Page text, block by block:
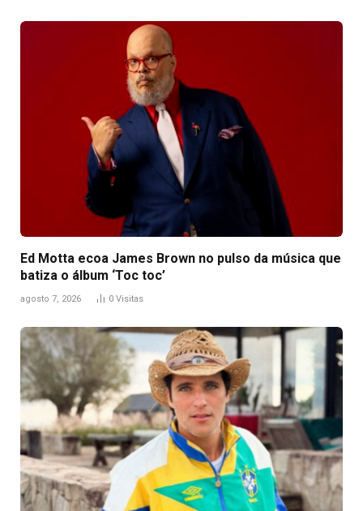
Ed Motta ecoa James Brown no pulso da música que
batiza o álbum ‘Toc toc’
agosto 7, 2026 0 Visitas